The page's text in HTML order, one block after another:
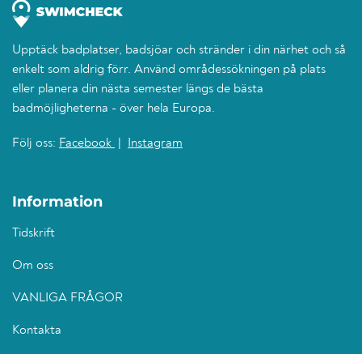
Upptäck badplatser, badsjöar och stränder i din närhet och så
enkelt som aldrig förr. Använd områdessökningen på plats
eller planera din nästa semester längs de bästa
badmöjligheterna - över hela Europa.
Följ oss: Facebook Instagram
Information
Tidskrift
Om oss
VANLIGA FRÅGOR
Kontakta